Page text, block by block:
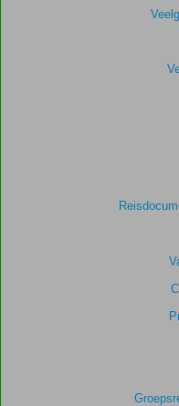
9,3